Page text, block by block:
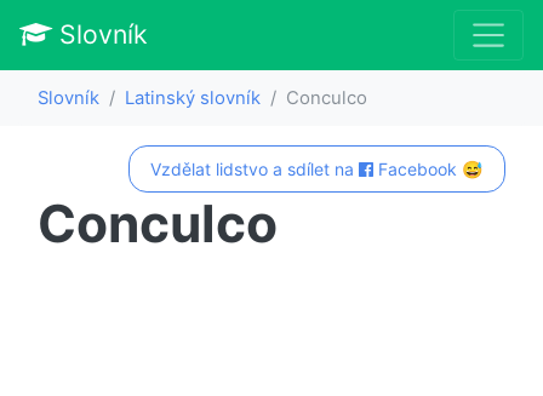
Slovník
Slovník Latinský slovník Conculco
Vzdělat lidstvo a sdílet na Facebook 😅
Conculco